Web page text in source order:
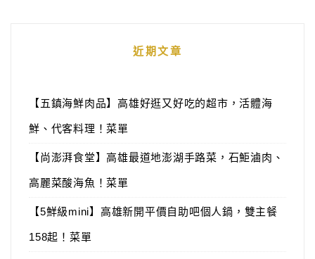
近期文章
【五鎮海鮮肉品】高雄好逛又好吃的超市，活體海
鮮、代客料理！菜單
【尚澎湃食堂】高雄最道地澎湖手路菜，石鮔滷肉、
高麗菜酸海魚！菜單
【5鮮級mini】高雄新開平價自助吧個人鍋，雙主餐
158起！菜單